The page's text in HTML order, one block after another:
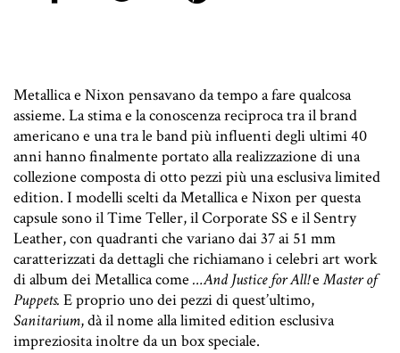
Metallica e Nixon pensavano da tempo a fare qualcosa
assieme. La stima e la conoscenza reciproca tra il brand
americano e una tra le band più influenti degli ultimi 40
anni hanno finalmente portato alla realizzazione di una
collezione composta di otto pezzi più una esclusiva limited
edition. I modelli scelti da Metallica e Nixon per questa
capsule sono il Time Teller, il Corporate SS e il Sentry
Leather, con quadranti che variano dai 37 ai 51 mm
caratterizzati da dettagli che richiamano i celebri art work
di album dei Metallica come …And Justice for All!eMaster of
Puppets. E proprio uno dei pezzi di quest’ultimo,
Sanitarium, dà il nome alla limited edition esclusiva
impreziosita inoltre da un box speciale.